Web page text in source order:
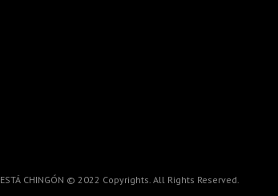
ESTÁ CHINGÓN © 2022 Copyrights. All Rights Reserved.